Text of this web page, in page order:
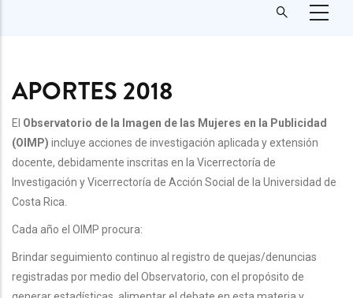
APORTES 2018
El Observatorio de la Imagen de las Mujeres en la Publicidad
(OIMP) incluye acciones de investigación aplicada y extensión
docente, debidamente inscritas en la Vicerrectoría de
Investigación y Vicerrectoría de Acción Social de la Universidad de
Costa Rica.
Cada año el OIMP procura:
Brindar seguimiento continuo al registro de quejas/denuncias
registradas por medio del Observatorio, con el propósito de